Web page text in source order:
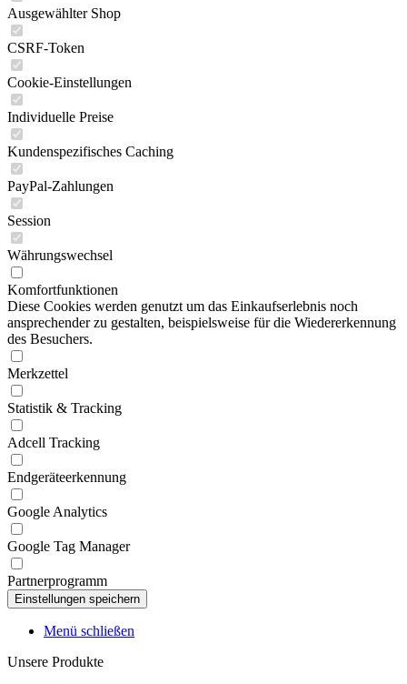
Ausgewählter Shop
CSRF-Token
Cookie-Einstellungen
Individuelle Preise
Kundenspezifisches Caching
PayPal-Zahlungen
Session
Währungswechsel
Komfortfunktionen
Diese Cookies werden genutzt um das Einkaufserlebnis noch
ansprechender zu gestalten, beispielsweise für die Wiedererkennung
des Besuchers.
Merkzettel
Statistik & Tracking
Adcell Tracking
Endgeräteerkennung
Google Analytics
Google Tag Manager
Partnerprogramm
Menü schließen
Unsere Produkte